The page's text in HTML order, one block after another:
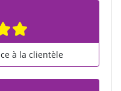
à la clientèle